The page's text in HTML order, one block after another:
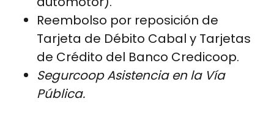
Reembolso por reposición de
Tarjeta de Débito Cabal y Tarjetas
de Crédito del Banco Credicoop.
Segurcoop Asistencia en la Vía
Pública.